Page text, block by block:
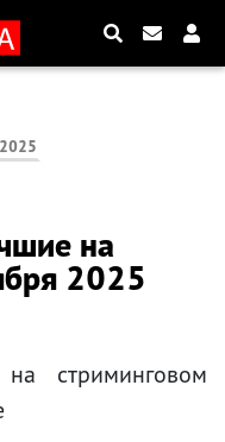
на
2025
стриминговом